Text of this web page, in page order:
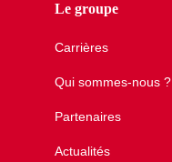
Le groupe
Carrières
Qui sommes-nous ?
Partenaires
Actualités